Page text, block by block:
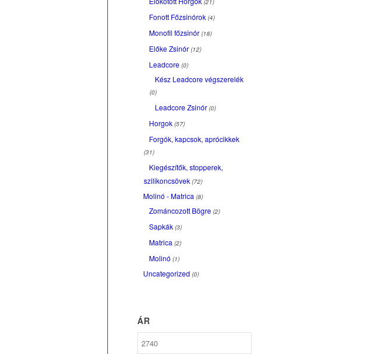
(21)
Fonott Főzsinórok (4)
Monofil főzsinór (18)
Előke Zsinór (12)
Leadcore (0)
Kész Leadcore végszerelék
(0)
Leadcore Zsinór (0)
Horgok (57)
Forgók, kapcsok, aprócikkek
(31)
Kiegészítők, stopperek,
szilikoncsövek (72)
Molinó - Matrica (8)
Zománcozott Bögre (2)
Sapkák (3)
Matrica (2)
Molinó (1)
Uncategorized (0)
ÁR